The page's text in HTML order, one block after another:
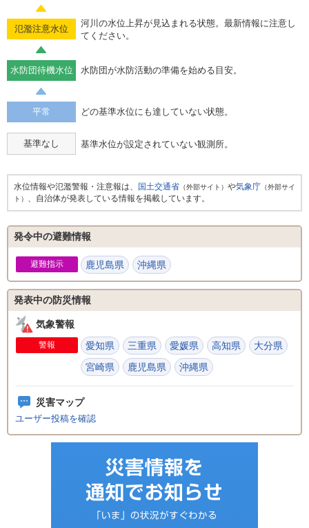
氾濫注意水位
河川の水位上昇が見込まれる状態。最新情報に注意し
てください。
水防団待機水位 水防団が水防活動の準備を始める目安。
平常 どの基準水位にも達していない状態。
基準なし 基準水位が設定されていない観測所。
水位情報や氾濫警報・注意報は、 国土交通省 （外部サイト） や気象庁 （外部サイ
ト） 、自治体が発表している情報を掲載しています。
発令中の避難情報
避難指示 鹿児島県 沖縄県
発表中の防災情報
気象警報
警報 愛知県 三重県 愛媛県 高知県
大分県
宮崎県
鹿児島県 沖縄県
災害マップ
ユーザー投稿を確認